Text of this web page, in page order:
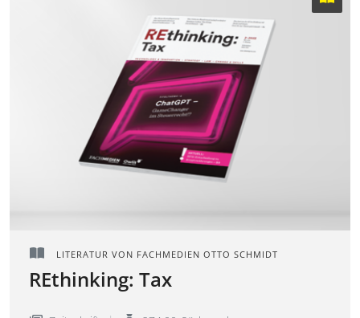
LITERATUR VON FACHMEDIEN OTTO SCHMIDT
REthinking: Tax